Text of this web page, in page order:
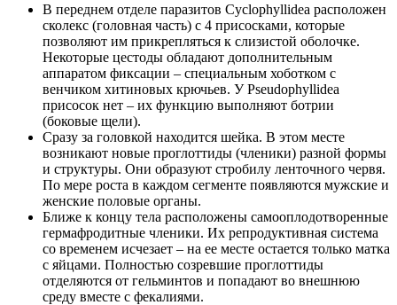
В переднем отделе паразитов Cyclophyllidea расположен
сколекс (головная часть) с 4 присосками, которые
позволяют им прикрепляться к слизистой оболочке.
Некоторые цестоды обладают дополнительным
аппаратом фиксации – специальным хоботком с
венчиком хитиновых крючьев. У Pseudophyllidea
присосок нет – их функцию выполняют ботрии
(боковые щели).
Сразу за головкой находится шейка. В этом месте
возникают новые проглоттиды (членики) разной формы
и структуры. Они образуют стробилу ленточного червя.
По мере роста в каждом сегменте появляются мужские и
женские половые органы.
Ближе к концу тела расположены самооплодотворенные
гермафродитные членики. Их репродуктивная система
со временем исчезает – на ее месте остается только матка
с яйцами. Полностью созревшие проглоттиды
отделяются от гельминтов и попадают во внешнюю
среду вместе с фекалиями.